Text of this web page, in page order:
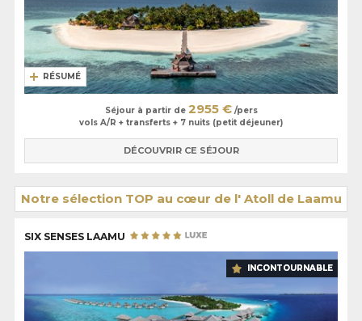
RÉSUMÉ
Séjour à partir de 2955 €/pers
vols A/R + transferts + 7 nuits (petit déjeuner)
DÉCOUVRIR CE SÉJOUR
Notre sélection TOP au cœur de l' Atoll de Laamu
SIX SENSES LAAMU
INCONTOURNABLE